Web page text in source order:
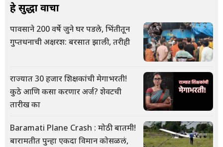
हे सुद्धा वाचा
पावसाने 200 वर्षे जुने घर पडले, भिंतीतून
गुप्तधनाची अक्षरश: बरसात झाली, तरीही
राज्यात 30 हजार शिक्षकांची मेगाभरती!
कुठे आणि कसा करणार अर्ज? शेवटची
तारीख का
Baramati Plane Crash : मोठी बातमी!
बारामतीत पुन्हा एकदा विमान कोसळलं,